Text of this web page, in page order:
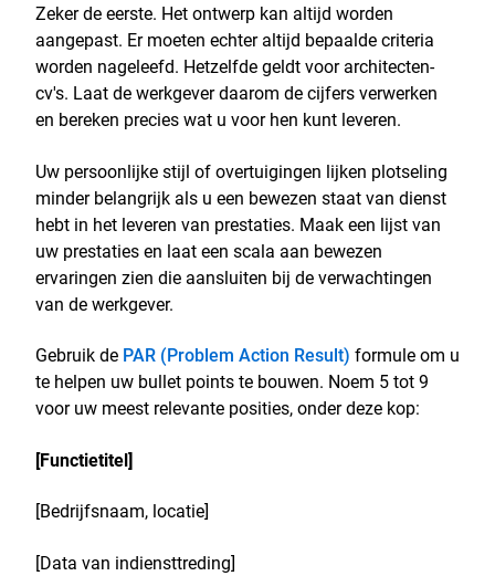
Zeker de eerste. Het ontwerp kan altijd worden
aangepast. Er moeten echter altijd bepaalde criteria
worden nageleefd. Hetzelfde geldt voor architecten-
cv's. Laat de werkgever daarom de cijfers verwerken
en bereken precies wat u voor hen kunt leveren.
Uw persoonlijke stijl of overtuigingen lijken plotseling
minder belangrijk als u een bewezen staat van dienst
hebt in het leveren van prestaties. Maak een lijst van
uw prestaties en laat een scala aan bewezen
ervaringen zien die aansluiten bij de verwachtingen
van de werkgever.
Gebruik de PAR (Problem Action Result) formule om u
te helpen uw bullet points te bouwen. Noem 5 tot 9
voor uw meest relevante posities, onder deze kop:
[Functietitel]
[Bedrijfsnaam, locatie]
[Data van indiensttreding]